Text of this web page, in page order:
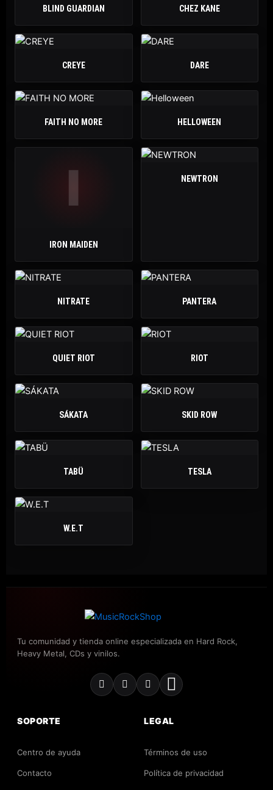
BLIND GUARDIAN CHEZ KANE
CREYE DARE
FAITH NO MORE HELLOWEEN
I
IRON MAIDEN
NEWTRON
NITRATE PANTERA
QUIET RIOT RIOT
SÁKATA SKID ROW
TABÜ TESLA
W.E.T
Tu comunidad y tienda online especializada en Hard Rock,
Heavy Metal, CDs y vinilos.
SOPORTE
Centro de ayuda
Contacto
LEGAL
Términos de uso
Política de privacidad